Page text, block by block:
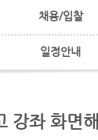
채용/입찰
일정안내
강좌 화면